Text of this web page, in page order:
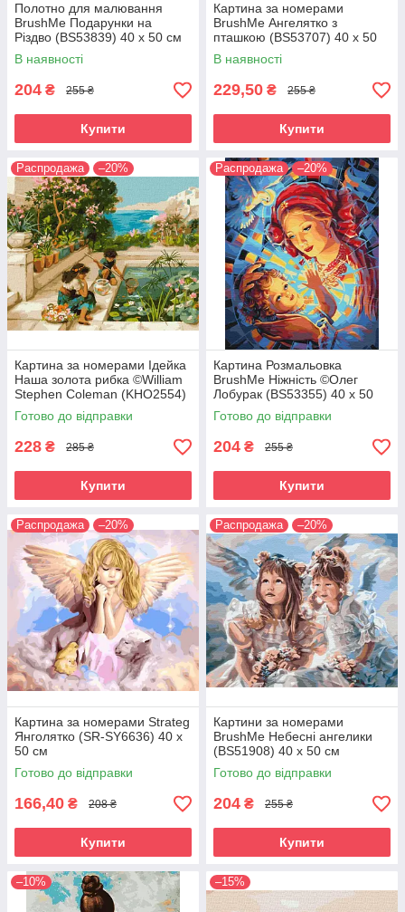
Полотно для малювання
BrushMe Подарунки на
Різдво (BS53839) 40 х 50 см
В наявності
204 ₴ 255 ₴
Купити
Картина за номерами
BrushMe Ангелятко з
пташкою (BS53707) 40 х 50
см
В наявності
229,50 ₴ 255 ₴
Купити
Распродажа –20%
Картина за номерами Ідейка
Наша золота рибка ©William
Stephen Coleman (KHO2554)
40 х 50 см
Готово до відправки
228 ₴ 285 ₴
Купити
Распродажа –20%
Картина Розмальовка
BrushMe Ніжність ©Олег
Лобурак (BS53355) 40 х 50
см
Готово до відправки
204 ₴ 255 ₴
Купити
Распродажа –20%
Картина за номерами Strateg
Янголятко (SR-SY6636) 40 х
50 см
Готово до відправки
166,40 ₴ 208 ₴
Купити
Распродажа –20%
Картини за номерами
BrushMe Небесні ангелики
(BS51908) 40 х 50 см
Готово до відправки
204 ₴ 255 ₴
Купити
–10% –15%